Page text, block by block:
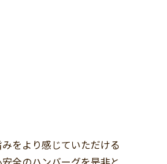
をより感じていただける